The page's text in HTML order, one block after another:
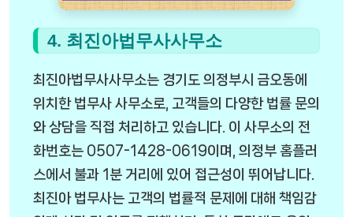
4. 최진아법무사사무소
최진아법무사사무소는 경기도 의정부시 금오동에
위치한 법무사 사무소로, 고객들의 다양한 법률 문의
와 상담을 직접 처리하고 있습니다. 이 사무소의 전
화번호는 0507-1428-0619이며, 의정부 홈플러
스에서 불과 1분 거리에 있어 접근성이 뛰어납니다.
최진아 법무사는 고객의 법률적 문제에 대해 책임감